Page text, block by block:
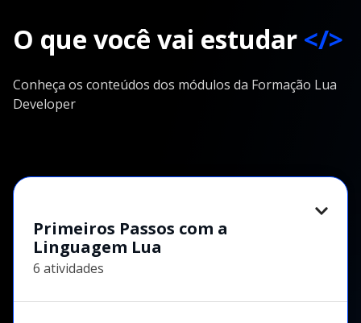
O que você vai estudar </>
Conheça os conteúdos dos módulos da Formação Lua
Developer
Primeiros Passos com a
Linguagem Lua
6 atividades